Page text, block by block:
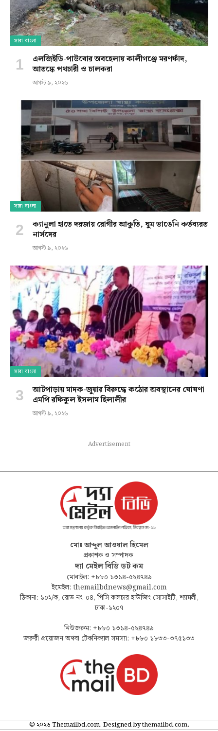
সারা বাংলা
এলজিইডি-পাউবোর অবহেলায় কালীগঞ্জে মরণফাঁদ,
আতঙ্কে পথচারী ও চালকরা
আগস্ট ৯, ২০২৬
সারা বাংলা
ক্যানুলা হাতে দরজায় রোগীর আকুতি, ঘুম ভাঙেনি কর্তব্যরত
নার্সদের
আগস্ট ৯, ২০২৬
সারা বাংলা
আটপাড়ায় মাদক-জুয়ার বিরুদ্ধে কঠোর অবস্থানের ঘোষণা
এমপি রফিকুল ইসলাম হিলালীর
আগস্ট ৯, ২০২৬
Advertisement
মোঃ আব্দুল আওয়াল হিমেল
প্রকাশক ও সম্পাদক
দ্যা মেইল বিডি ডট কম
মোবাইল: +৮৮০ ১৩১৪-৫২৪৭৪৯
ইমেইল: themailbdnews@gmail.com
ঠিকানা: ১০২/ক, রোড নং-০৪, পিসি কালচার হাউজিং সোসাইটি, শ্যামলী,
ঢাকা-১২০৭
নিউজরুম: +৮৮০ ১৩১৪-৫২৪৭৪৯
জরুরী প্রয়োজন অথবা টেকনিক্যাল সমস্যা: +৮৮০ ১৮৩৩-৩৭৫১৩৩
© ২০২৬ Themailbd.com. Designed bythemailbd.com.